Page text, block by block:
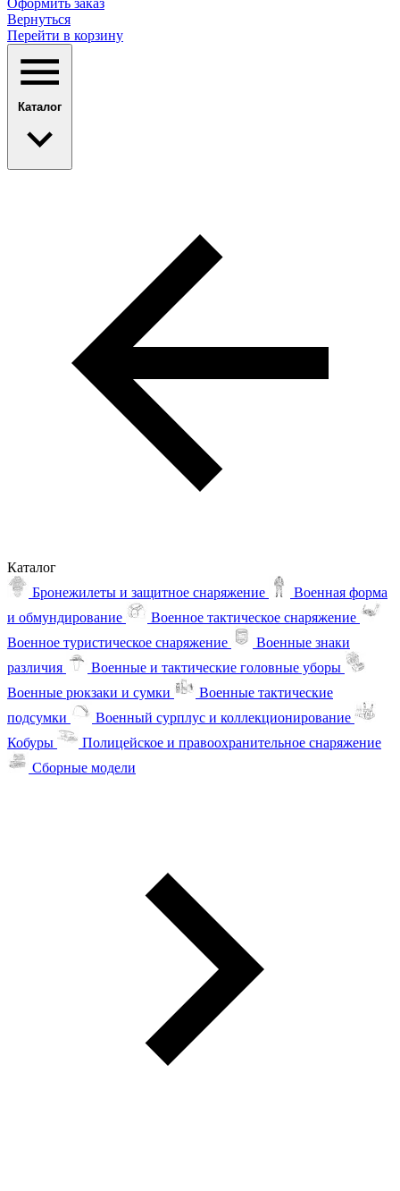
Оформить заказ
Вернуться
Перейти в корзину
Каталог
Каталог
Бронежилеты и защитное снаряжение
Военная форма
и обмундирование
Военное тактическое снаряжение
Военное туристическое снаряжение
Военные знаки
различия
Военные и тактические головные уборы
Военные рюкзаки и сумки
Военные тактические
подсумки
Военный сурплус и коллекционирование
Кобуры
Полицейское и правоохранительное снаряжение
Сборные модели